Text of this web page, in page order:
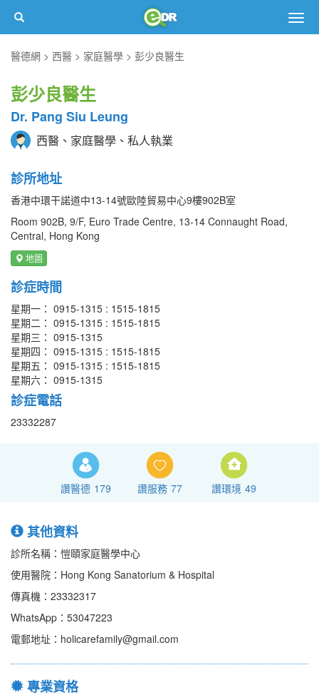
醫德網
西醫 家庭醫學 彭少良醫生
彭少良醫生
Dr. Pang Siu Leung
西醫、家庭醫學、私人執業
診所地址
香港中環干諾道中13-14號歐陸貿易中心9樓902B室
Room 902B, 9/F, Euro Trade Centre, 13-14 Connaught Road,
Central, Hong Kong
地圖
診症時間
星期一： 0915-1315 : 1515-1815
星期二： 0915-1315 : 1515-1815
星期三： 0915-1315
星期四： 0915-1315 : 1515-1815
星期五： 0915-1315 : 1515-1815
星期六： 0915-1315
診症電話
23332287
讚醫德 179 讚服務 77 讚環境 49
其他資料
診所名稱：愷頤家庭醫學中心
使用醫院：Hong Kong Sanatorium & Hospital
傳真機：23332317
WhatsApp：53047223
電郵地址：holicarefamily@gmail.com
專業資格